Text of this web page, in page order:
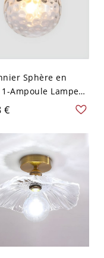
Sphère en
Ampoule Lampe
Moderne - Noir
120 V Transparent
€